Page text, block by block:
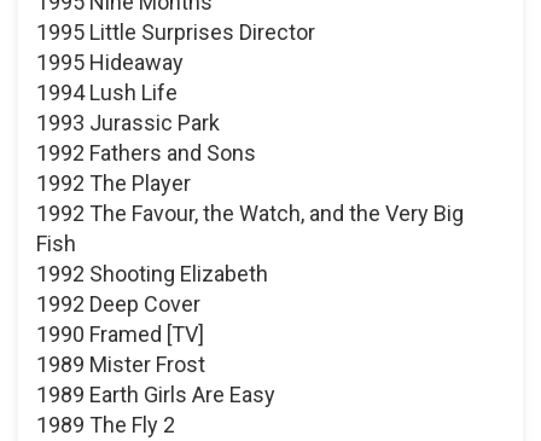
1995 Little Surprises Director
1995 Hideaway
1994 Lush Life
1993 Jurassic Park
1992 Fathers and Sons
1992 The Player
1992 The Favour, the Watch, and the Very Big
Fish
1992 Shooting Elizabeth
1992 Deep Cover
1990 Framed [TV]
1989 Mister Frost
1989 Earth Girls Are Easy
1989 The Fly 2